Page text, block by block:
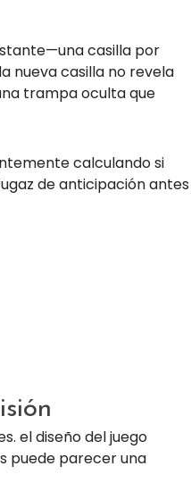
casilla por
nueva casilla no revela
trampa oculta que
calculando si
de anticipación antes
el diseño del juego
puede parecer una